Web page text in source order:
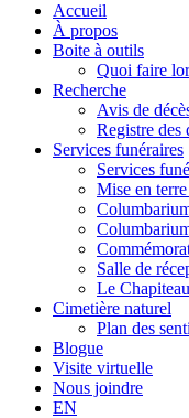
Accueil
À propos
Boite à outils
Quoi faire
Recherche
Avis de
Registre des
Services funéraires
Services
Mise en
Salle de
Le
Cimetière naturel
Plan des
Blogue
Visite virtuelle
Nous joindre
EN